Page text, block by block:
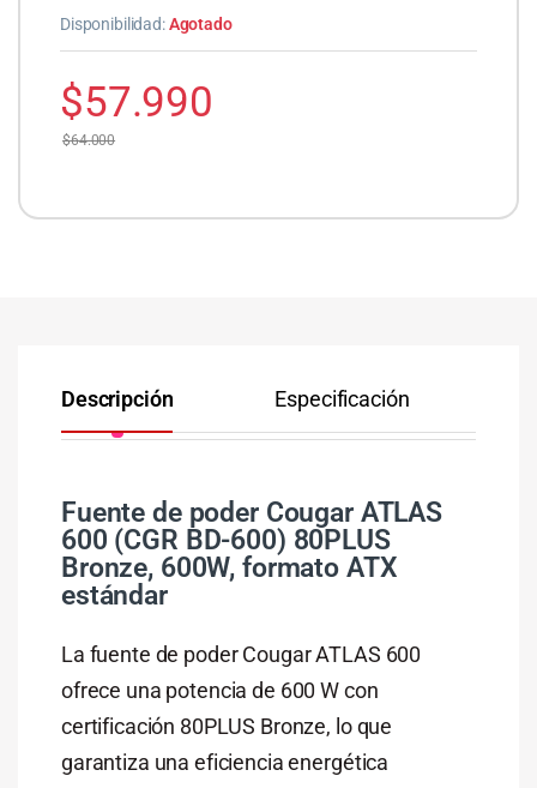
Disponibilidad:Agotado
$57.990
$64.000
Descripción Especificación
Fuente de poder Cougar ATLAS
600 (CGR BD-600) 80PLUS
Bronze, 600W, formato ATX
estándar
La fuente de poder Cougar ATLAS 600
ofrece una potencia de 600 W con
certificación 80PLUS Bronze, lo que
garantiza una eficiencia energética